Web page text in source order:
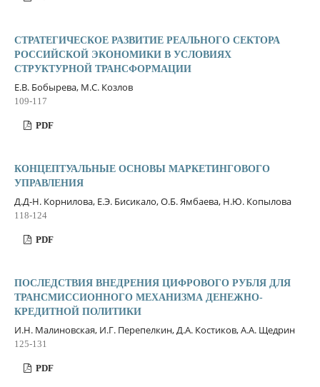
СТРАТЕГИЧЕСКОЕ РАЗВИТИЕ РЕАЛЬНОГО СЕКТОРА
РОССИЙСКОЙ ЭКОНОМИКИ В УСЛОВИЯХ
СТРУКТУРНОЙ ТРАНСФОРМАЦИИ
Е.В. Бобырева, М.С. Козлов
109-117
PDF
КОНЦЕПТУАЛЬНЫЕ ОСНОВЫ МАРКЕТИНГОВОГО
УПРАВЛЕНИЯ
Д.Д-Н. Корнилова, Е.Э. Бисикало, О.Б. Ямбаева, Н.Ю. Копылова
118-124
PDF
ПОСЛЕДСТВИЯ ВНЕДРЕНИЯ ЦИФРОВОГО РУБЛЯ ДЛЯ
ТРАНСМИССИОННОГО МЕХАНИЗМА ДЕНЕЖНО-
КРЕДИТНОЙ ПОЛИТИКИ
И.Н. Малиновская, И.Г. Перепелкин, Д.А. Костиков, А.А. Щедрин
125-131
PDF